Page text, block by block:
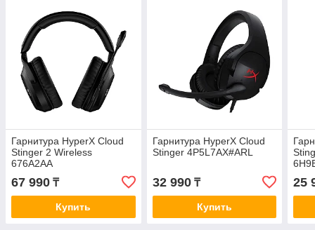
Гарнитура HyperX Cloud
Stinger 2 Wireless
676A2AA
67 990 ₸
Купить
Гарнитура HyperX Cloud
Stinger 4P5L7AX#ARL
32 990₸
Купить
25